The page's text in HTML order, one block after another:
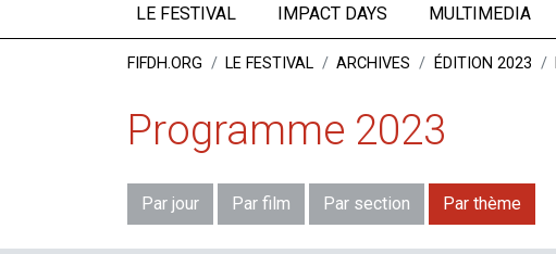
LE FESTIVAL IMPACT DAYS MULTIMEDIA
FIFDH.ORG LE FESTIVAL ARCHIVES ÉDITION 2023
Programme 2023
Par jour Par film Par section Par thème